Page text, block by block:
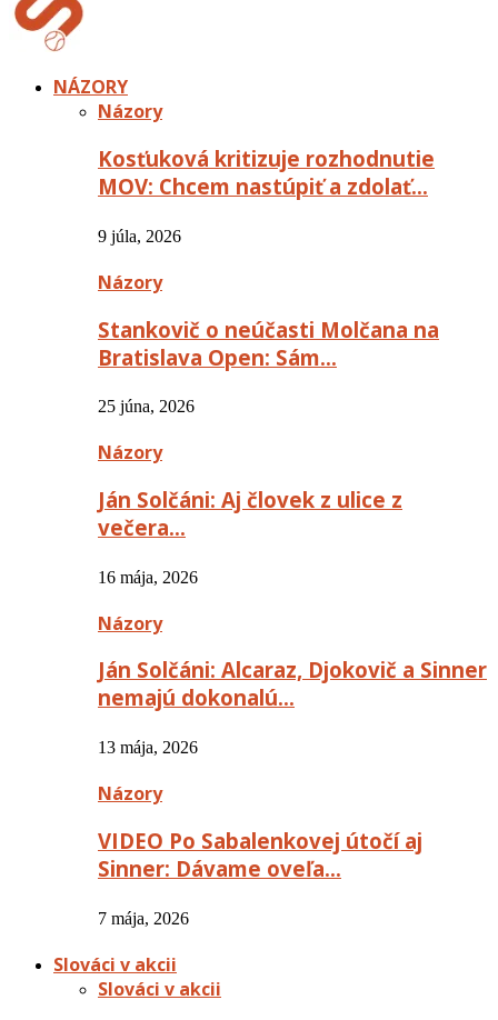
NÁZORY
Názory
Kosťuková kritizuje rozhodnutie
MOV: Chcem nastúpiť a zdolať…
9 júla, 2026
Názory
Stankovič o neúčasti Molčana na
Bratislava Open: Sám…
25 júna, 2026
Názory
Ján Solčáni: Aj človek z ulice z
večera…
16 mája, 2026
Názory
Ján Solčáni: Alcaraz, Djokovič a Sinner
nemajú dokonalú…
13 mája, 2026
Názory
VIDEO Po Sabalenkovej útočí aj
Sinner: Dávame oveľa…
7 mája, 2026
Slováci v akcii
Slováci v akcii